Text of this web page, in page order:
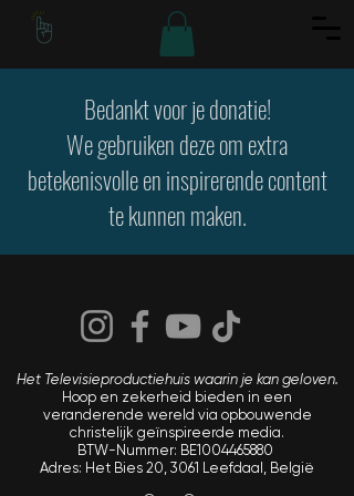
Bedankt voor je donatie!
We gebruiken deze om extra
betekenisvolle en inspirerende content
te kunnen maken.
Het Televisieproductiehuis waarin je kan geloven.
Hoop en zekerheid bieden in een
veranderende wereld via opbouwende
christelijk geïnspireerde media.
BTW-Nummer: BE1004465880
Adres: Het Bies 20, 3061 Leefdaal, België